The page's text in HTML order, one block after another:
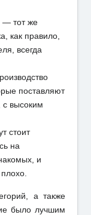
— тот же
как правило,
всегда
поставляют
с высоким
стоит
на
и
а также
было лучшим